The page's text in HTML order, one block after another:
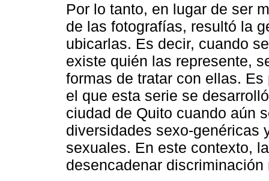
Por lo tanto, en lugar de ser
de las fotografías, resultó la
ubicarlas. Es decir, cuando
existe quién las represente,
formas de tratar con ellas.
el que esta serie se
ciudad de Quito cuando aún
diversidades sexo-genéricas
sexuales. En este contexto,
desencadenar